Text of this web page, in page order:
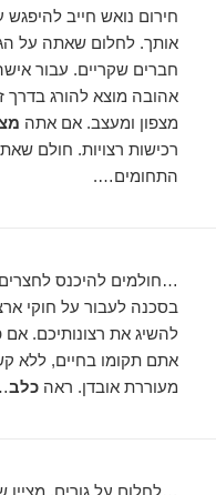
חירום נואש חייב
אותך. לחלום שאתה על
חברים שקריים. עבור
אהובה מוצא להורג בדרך
מצפון ומעצב. אם אתה
רכישות רצויות. חולם
התחומים….
…חולמים להיכנס לחצרים
בסכנה לעבור על חוקי
להשיג את רצונותיכם. אם
אתם תקומו בחיים, ללא
מעוררת אובדן. ראהכלב
…לחלום על גורים,